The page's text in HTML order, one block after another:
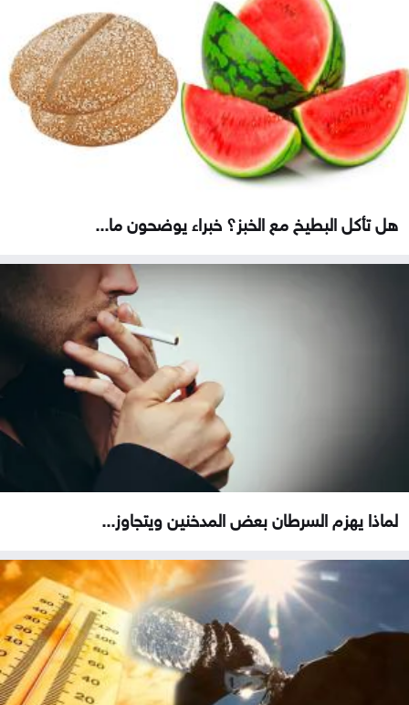
هل تأكل البطيخ مع الخبز؟ خبراء يوضحون ما...
لماذا يهزم السرطان بعض المدخنين ويتجاوز...